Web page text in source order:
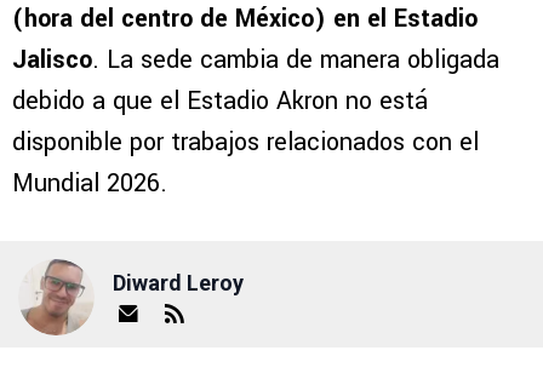
(hora del centro de México) en el Estadio
Jalisco. La sede cambia de manera obligada
debido a que el Estadio Akron no está
disponible por trabajos relacionados con el
Mundial 2026.
Diward Leroy